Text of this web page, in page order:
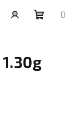
košík